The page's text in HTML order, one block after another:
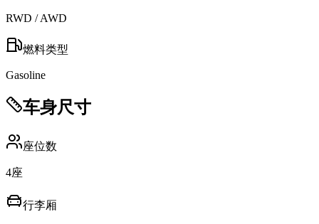
RWD / AWD
燃料类型
Gasoline
车身尺寸
座位数
4座
行李厢